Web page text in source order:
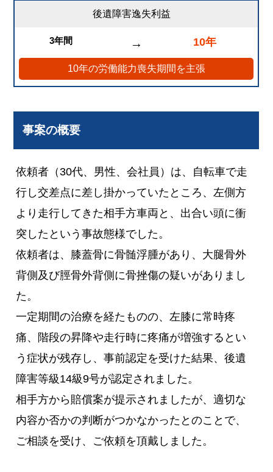
後遺障害逸失利益
3年間 → 10年
10年の労働能力喪失期間を主張
事案の概要
依頼者（30代、男性、会社員）は、自転車で走
行し交差点に差し掛かっていたところ、左側方
より走行してきた相手方車両と、出合い頭に衝
突したという事故態様でした。
依頼者は、膝蓋骨に骨髄浮腫があり、大腿骨外
背側及び脛骨外背側に骨挫傷の疑いがありまし
た。
一定期間の治療を経たものの、左膝に常時疼
痛、階段の昇降や走行時に疼痛が増強するとい
う症状が残存し、事前認定を受けた結果、後遺
障害等級14級9号が認定されました。
相手方から賠償案が提示されましたが、適切な
内容か否かの判断がつかなかったとのことで、
ご相談を受け、ご依頼を頂戴しました。